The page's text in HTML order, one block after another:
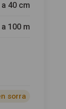
40 cm
100 m
sorra